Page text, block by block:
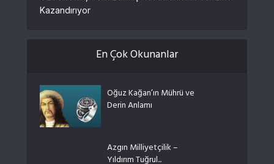
Kazandırıyor
En Çok Okunanlar
Oğuz Kağan’ın Mührü ve
Derin Anlamı
Azgın Milliyetçilik –
Yıldırım Tuğrul...